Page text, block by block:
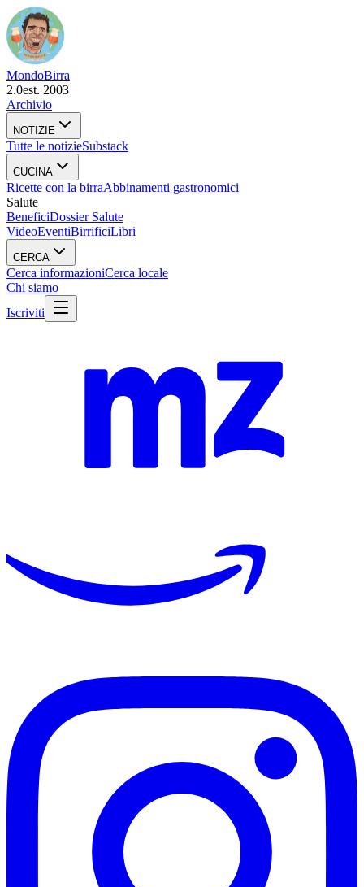
MondoBirra
2.0est. 2003
Archivio
NOTIZIE
Tutte le notizieSubstack
CUCINA
Ricette con la birraAbbinamenti gastronomici
Salute
BeneficiDossier Salute
VideoEventiBirrificiLibri
CERCA
Cerca informazioniCerca locale
Chi siamo
Iscriviti